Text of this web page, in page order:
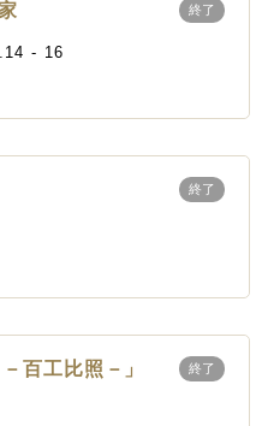
終了
- 16
終了
終了
百工比照－」